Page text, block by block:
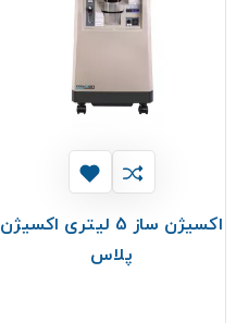
اکسیژن ساز 5 لیتری اکسیژن
پلاس